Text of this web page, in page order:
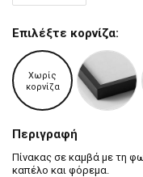
Επιλέξτε κορνίζα:
Χωρίς
κορνίζα
Περιγραφή
Πίνακας σε καμβά με τη
καπέλο και φόρεμα.